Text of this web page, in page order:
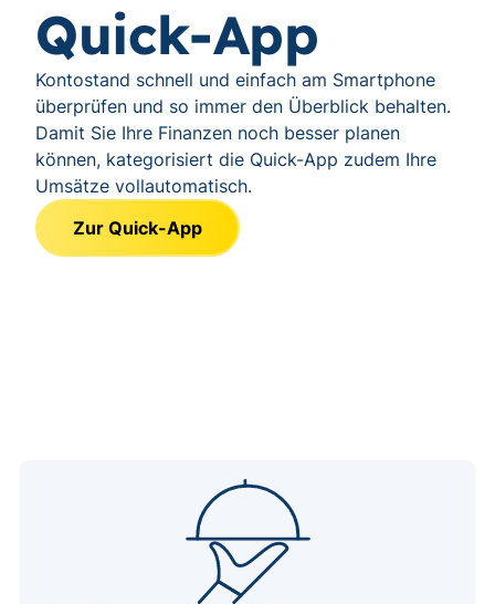
Quick-App
Kontostand schnell und einfach am Smartphone
überprüfen und so immer den Überblick behalten.
Damit Sie Ihre Finanzen noch besser planen
können, kategorisiert die Quick-App zudem Ihre
Umsätze vollautomatisch.
Zur Quick-App